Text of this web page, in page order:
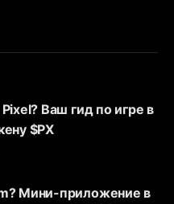
Ваш гид по игре в
$PX
Мини-приложение в